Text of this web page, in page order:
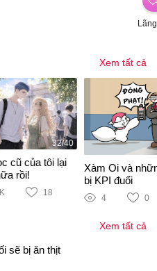
Xem tất cả
32/40
cũ của tôi lại
rồi!
18
Xàm Oi và
bị KPI đuổi
4 0
Xem tất cả
sẽ bị ăn thịt